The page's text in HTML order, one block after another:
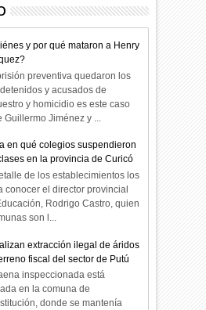
y por qué mataron a Henry
preventiva quedaron los
y acusados de
y homicidio es este caso
Jiménez y ...
en qué colegios suspendieron
en la provincia de Curicó
de los establecimientos los
conocer el director provincial
Rodrigo Castro, quien
son l...
extracción ilegal de áridos
fiscal del sector de Putú
inspeccionada está
en la comuna de
donde se mantenía